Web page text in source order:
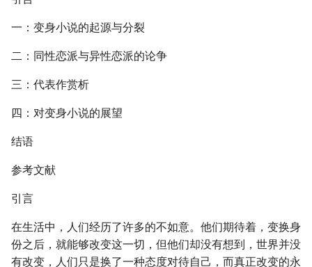
一：变身小说的起源与分裂
二：同性恋派与异性恋派的论争
三：代表作赏析
四：对变身小说的展望
结语
参考文献
引言
在生活中，人们经历了许多的不如意。他们期待着，变换身
份之后，就能够改变这一切，但他们却没有想到，世界并没
有改变，人们只是换了一种态度对待自己，而真正改变的永